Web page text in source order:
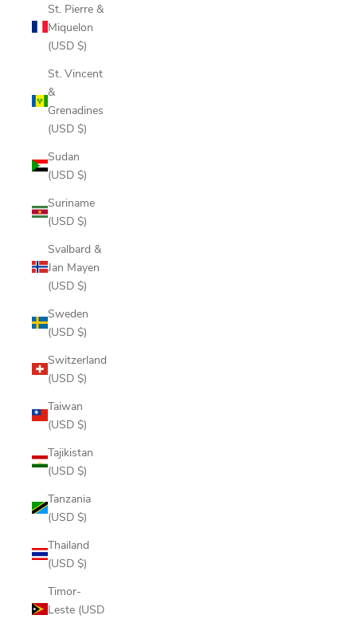
St. Pierre &
Miquelon
(USD $)
St. Vincent
&
Grenadines
(USD $)
Sudan
(USD $)
Suriname
(USD $)
Svalbard &
Jan Mayen
(USD $)
Sweden
(USD $)
Switzerland
(USD $)
Taiwan
(USD $)
Tajikistan
(USD $)
Tanzania
(USD $)
Thailand
(USD $)
Timor-
Leste (USD